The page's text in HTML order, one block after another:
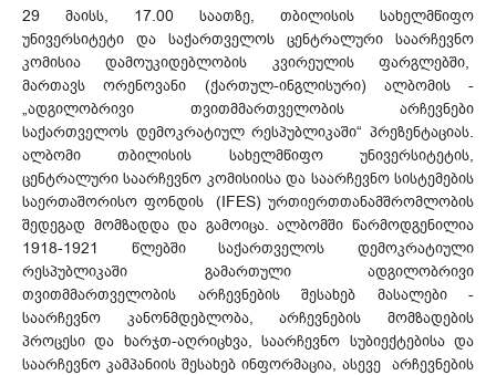
29 მაისს, 17.00 საათზე, თბილისის სახელმწიფო
უნივერსიტეტი და საქართველოს ცენტრალური საარჩევნო
კომისია დამოუკიდებლობის კვირეულის ფარგლებში,
მართავს ორენოვანი (ქართულ-ინგლისური) ალბომის -
„ადგილობრივი თვითმმართველობის არჩევნები
საქართველოს დემოკრატიულ რესპუბლიკაში“ პრეზენტაციას.
ალბომი თბილისის სახელმწიფო უნივერსიტეტის,
ცენტრალური საარჩევნო კომისიისა და საარჩევნო სისტემების
საერთაშორისო ფონდის (IFES) ურთიერთთანამშრომლობის
შედეგად მომზადდა და გამოიცა. ალბომში წარმოდგენილია
1918-1921 წლებში საქართველოს დემოკრატიული
რესპუბლიკაში გამართული ადგილობრივი
თვითმმართველობის არჩევნების შესახებ მასალები -
საარჩევნო კანონმდებლობა, არჩევნების მომზადების
პროცესი და ხარჯთ-აღრიცხვა, საარჩევნო სუბიექტებისა და
საარჩევნო კამპანიის შესახებ ინფორმაცია, ასევე არჩევნების